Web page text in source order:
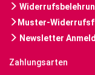
Muster-
Newsletter
Zahlungsarten